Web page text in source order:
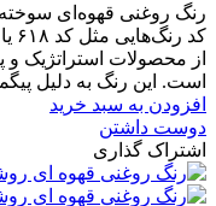
رنگ روغنی قهوه‌ای سوخته
از محصولات استراتژیک
است. این رنگ به دلیل
افزودن به سبد خرید
دوست داشتن
اشتراک گذاری